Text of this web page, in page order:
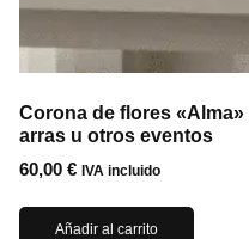
Corona de flores
arras u otros eventos
60,00 € IVA incluido
Añadir al carrito